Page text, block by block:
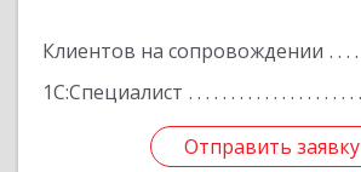
Клиентов на сопровождении
1С:Специалист
Отправить заявку
Отправить заявку